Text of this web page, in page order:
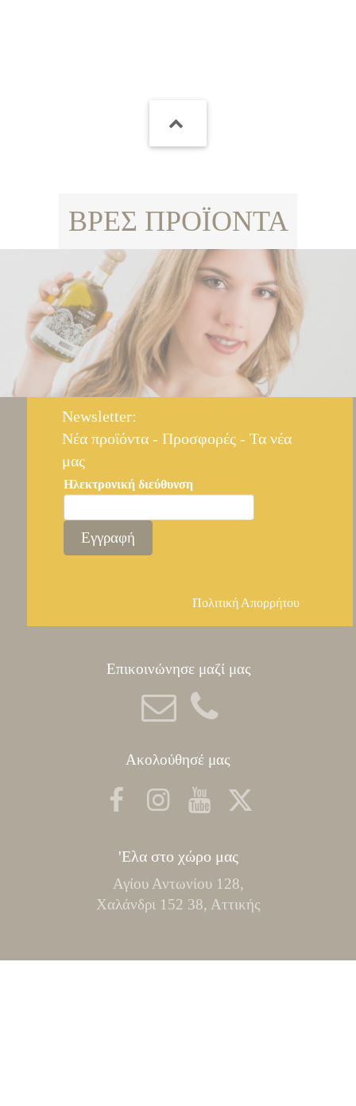
ΒΡΕΣ ΠΡΟΪΟΝΤΑ
'Ελα στο χώρο μας
Αγίου Αντωνίου 128,
Χαλάνδρι 152 38, Αττικής
Επικοινώνησε μαζί μας
Ακολούθησέ μας
Πολιτική Απορρήτου
Newsletter:
Nέα προϊόντα - Προσφορές - Τα νέα
μας
Ηλεκτρονική διεύθυνση
Εγγραφή